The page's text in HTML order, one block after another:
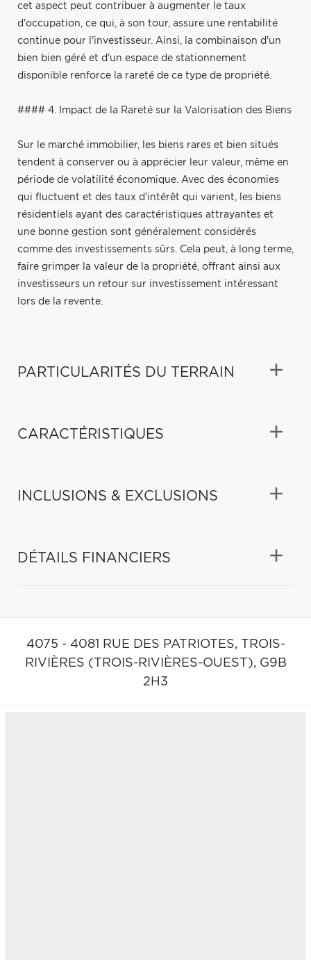
cet aspect peut contribuer à augmenter le taux
d'occupation, ce qui, à son tour, assure une rentabilité
continue pour l'investisseur. Ainsi, la combinaison d'un
bien bien géré et d'un espace de stationnement
disponible renforce la rareté de ce type de propriété.
#### 4. Impact de la Rareté sur la Valorisation des Biens
Sur le marché immobilier, les biens rares et bien situés
tendent à conserver ou à apprécier leur valeur, même en
période de volatilité économique. Avec des économies
qui fluctuent et des taux d'intérêt qui varient, les biens
résidentiels ayant des caractéristiques attrayantes et
une bonne gestion sont généralement considérés
comme des investissements sûrs. Cela peut, à long terme,
faire grimper la valeur de la propriété, offrant ainsi aux
investisseurs un retour sur investissement intéressant
lors de la revente.
PARTICULARITÉS DU TERRAIN
CARACTÉRISTIQUES
INCLUSIONS & EXCLUSIONS
DÉTAILS FINANCIERS
4075 - 4081 RUE DES PATRIOTES, TROIS-
RIVIÈRES (TROIS-RIVIÈRES-OUEST), G9B
2H3